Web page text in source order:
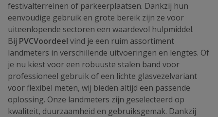
festivalterreinen of parkeerplaatsen. Dankzij hun
eenvoudige gebruik en grote bereik zijn ze voor
uiteenlopende sectoren een waardevol hulpmiddel.
Bij PVCVoordeel vind je een ruim assortiment
landmeters in verschillende uitvoeringen en lengtes. Of
je nu kiest voor een robuuste stalen band voor
professioneel gebruik of een lichte glasvezelvariant
voor flexibel meten, wij bieden altijd een passende
oplossing. Onze landmeters zijn geselecteerd op
kwaliteit, duurzaamheid en gebruiksgemak. Dankzij